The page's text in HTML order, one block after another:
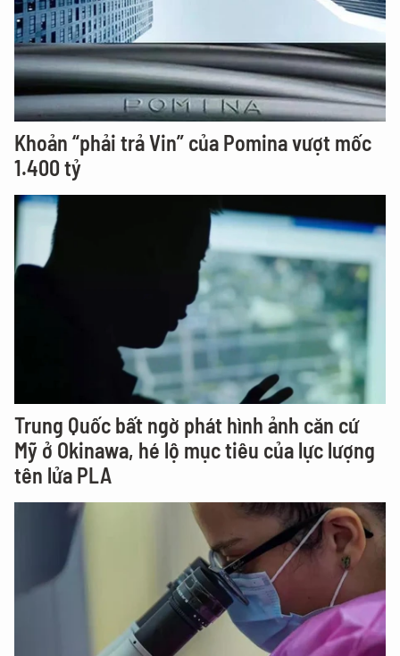
Khoản “phải trả Vin” của Pomina vượt mốc
1.400 tỷ
Trung Quốc bất ngờ phát hình ảnh căn cứ
Mỹ ở Okinawa, hé lộ mục tiêu của lực lượng
tên lửa PLA